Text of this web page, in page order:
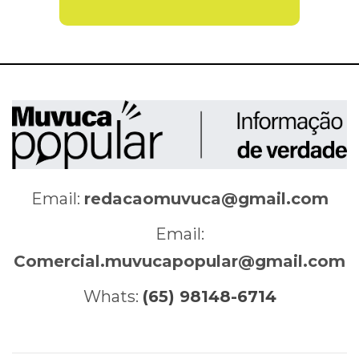
Email: redacaomuvuca@gmail.com
Email:
Comercial.muvucapopular@gmail.com
Whats: (65) 98148-6714